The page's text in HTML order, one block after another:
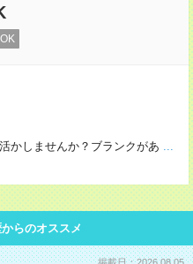
かしませんか？ブランクがあ ...
らのオススメ